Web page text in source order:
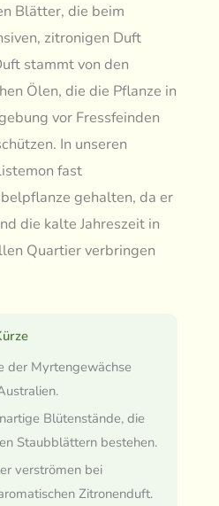
Blätter, die beim
zitronigen Duft
stammt von den
Ölen, die die Pflanze in
vor Fressfeinden
In unseren
fast
gehalten, da er
die kalte Jahreszeit in
Quartier verbringen
der Myrtengewächse
Blütenstände, die
Staubblättern bestehen.
verströmen bei
Zitronenduft.